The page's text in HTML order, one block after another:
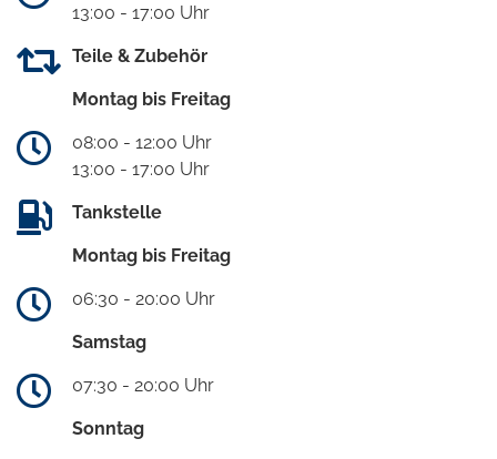
13:00 - 17:00 Uhr
Teile & Zubehör
Montag bis Freitag
08:00 - 12:00 Uhr
13:00 - 17:00 Uhr
Tankstelle
Montag bis Freitag
06:30 - 20:00 Uhr
Samstag
07:30 - 20:00 Uhr
Sonntag